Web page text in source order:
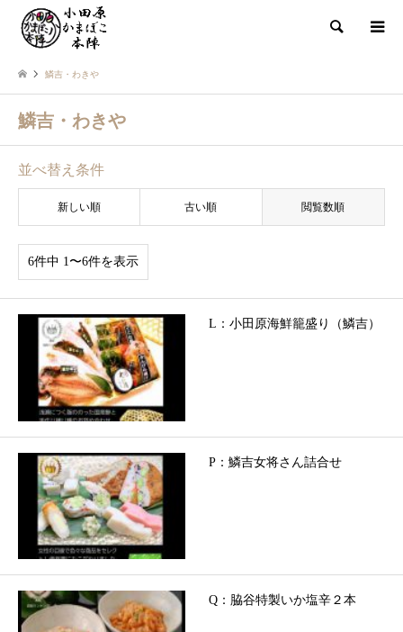
検索
鱗吉・わきや
鱗吉・わきや
並べ替え条件
新しい順 古い順 閲覧数順
6件中 1〜6件を表示
L：小田原海鮮籠盛り（鱗吉）
P：鱗吉女将さん詰合せ
Q：脇谷特製いか塩辛２本